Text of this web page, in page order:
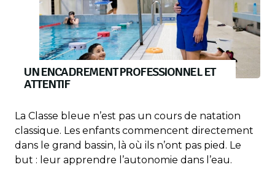
UN ENCADREMENT PROFESSIONNEL ET
ATTENTIF
La Classe bleue n’est pas un cours de natation
classique. Les enfants commencent directement
dans le grand bassin, là où ils n’ont pas pied. Le
but : leur apprendre l’autonomie dans l’eau.